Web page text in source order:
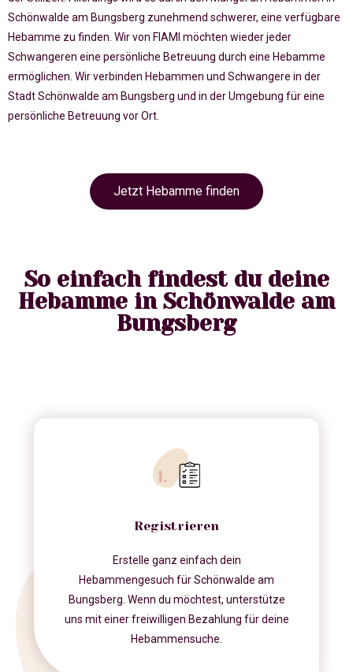
Schönwalde am Bungsberg zunehmend schwerer, eine verfügbare
Hebamme zu finden. Wir von FIAMI möchten wieder jeder
Schwangeren eine persönliche Betreuung durch eine Hebamme
ermöglichen. Wir verbinden Hebammen und Schwangere in der
Stadt Schönwalde am Bungsberg und in der Umgebung für eine
persönliche Betreuung vor Ort.
Jetzt Hebamme finden
So einfach findest du deine
Hebamme in Schönwalde am
Bungsberg
Registrieren
Erstelle ganz einfach dein
Hebammengesuch für Schönwalde am
Bungsberg. Wenn du möchtest, unterstütze
uns mit einer freiwilligen Bezahlung für deine
Hebammensuche.